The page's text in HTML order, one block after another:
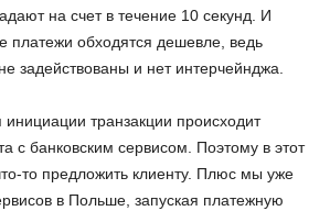
на счет в течение 10 секунд. И
платежи обходятся дешевле, ведь
задействованы и нет интерчейнджа.
транзакции происходит
с банковским сервисом. Поэтому в этот
то предложить клиенту. Плюс мы уже
в Польше, запуская платежную